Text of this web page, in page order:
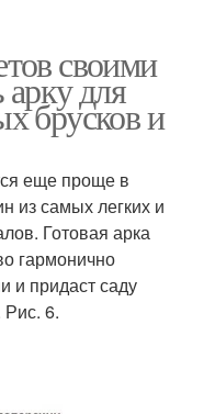
своими
для
брусков и
еще проще в
из самых легких и
Готовая арка
гармонично
и придаст саду
Рис. 6.